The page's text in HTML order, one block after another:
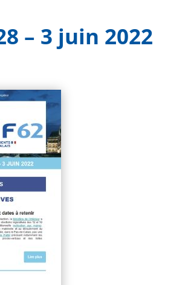
– 3 juin 2022